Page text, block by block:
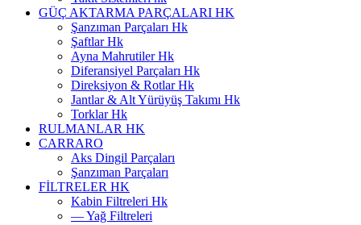
GÜÇ AKTARMA PARÇALARI HK
Şanzıman Parçaları Hk
Şaftlar Hk
Ayna Mahrutiler Hk
Diferansiyel Parçaları Hk
Direksiyon & Rotlar Hk
Jantlar & Alt Yürüyüş Takımı Hk
Torklar Hk
RULMANLAR HK
CARRARO
Aks Dingil Parçaları
Şanzıman Parçaları
FİLTRELER HK
Kabin Filtreleri Hk
— Yağ Filtreleri